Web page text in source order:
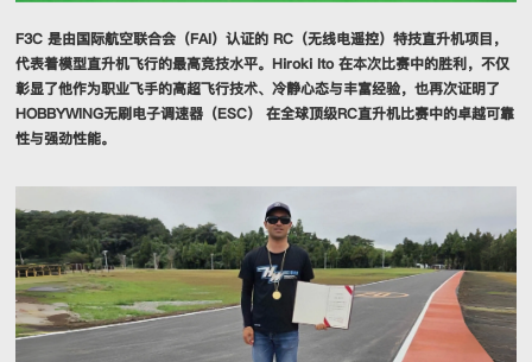
F3C 是由国际航空联合会（FAI）认证的 RC（无线电遥控）特技直升机项目，
代表着模型直升机飞行的最高竞技水平。Hiroki Ito 在本次比赛中的胜利，不仅
彰显了他作为职业飞手的高超飞行技术、冷静心态与丰富经验，也再次证明了
HOBBYWING无刷电子调速器（ESC） 在全球顶级RC直升机比赛中的卓越可靠
性与强劲性能。